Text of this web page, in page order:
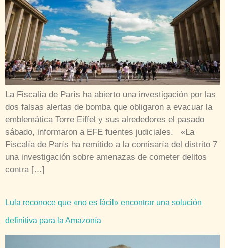
La Fiscalía de París ha abierto una investigación por las
dos falsas alertas de bomba que obligaron a evacuar la
emblemática Torre Eiffel y sus alrededores el pasado
sábado, informaron a EFE fuentes judiciales. «La
Fiscalía de París ha remitido a la comisaría del distrito 7
una investigación sobre amenazas de cometer delitos
contra […]
Lula reconoce que «no es fácil» encontrar una solución
definitiva para la Amazonía